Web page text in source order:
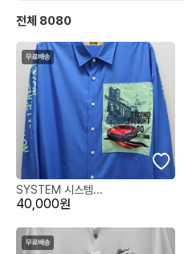
전체 8080
SYSTEM 시스템...
40,000원